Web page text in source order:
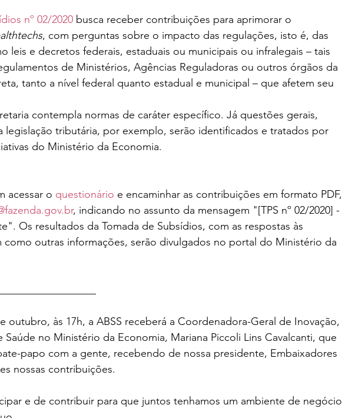
nº 02/2020 busca receber contribuições para aprimorar o
, com perguntas sobre o impacto das regulações, isto é, das
leis e decretos federais, estaduais ou municipais ou infralegais – tais
de Ministérios, Agências Reguladoras ou outros órgãos da
tanto a nível federal quanto estadual e municipal – que afetem seu
contempla normas de caráter específico. Já questões gerais,
legislação tributária, por exemplo, serão identificados e tratados por
do Ministério da Economia.
acessar o questionário e encaminhar as contribuições em formato PDF,
, indicando no assunto da mensagem "[TPS nº 02/2020] -
Os resultados da Tomada de Subsídios, com as respostas às
como outras informações, serão divulgados no portal do Ministério da
outubro, às 17h, a ABSS receberá a Coordenadora-Geral de Inovação,
Saúde no Ministério da Economia, Mariana Piccoli Lins Cavalcanti, que
papo com a gente, recebendo de nossa presidente, Embaixadores
nossas contribuições.
e de contribuir para que juntos tenhamos um ambiente de negócio